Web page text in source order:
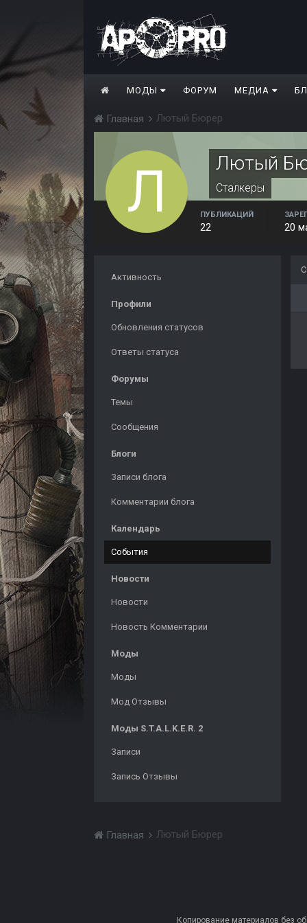
МОДЫ ФОРУМ МЕДИА
Главная Лютый Бюрер
Лютый
Сталкеры
ПУБЛИКАЦИЙ
22 20
Активность
Профили
Обновления статусов
Ответы статуса
Форумы
Темы
Сообщения
Блоги
Записи блога
Комментарии блога
Календарь
События
Новости
Новости
Новость Комментарии
Моды
Моды
Мод Отзывы
Моды S.T.A.L.K.E.R. 2
Записи
Запись Отзывы
Главная Лютый Бюрер
Копирование материалов без